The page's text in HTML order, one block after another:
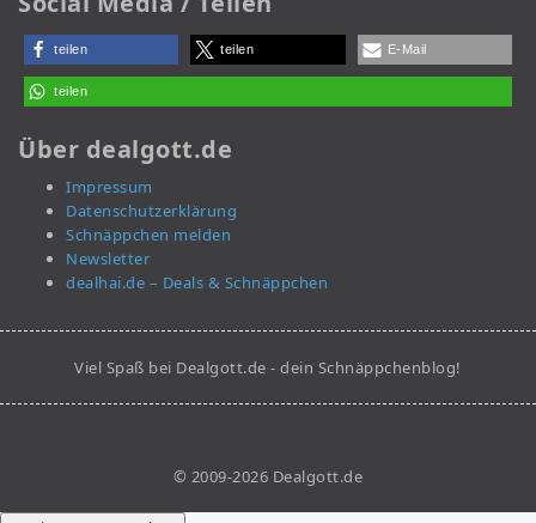
teilen teilen E-Mail
teilen
Über dealgott.de
Impressum
Datenschutzerklärung
Schnäppchen melden
Newsletter
dealhai.de – Deals & Schnäppchen
Viel Spaß bei Dealgott.de - dein Schnäppchenblog!
© 2009-2026 Dealgott.de